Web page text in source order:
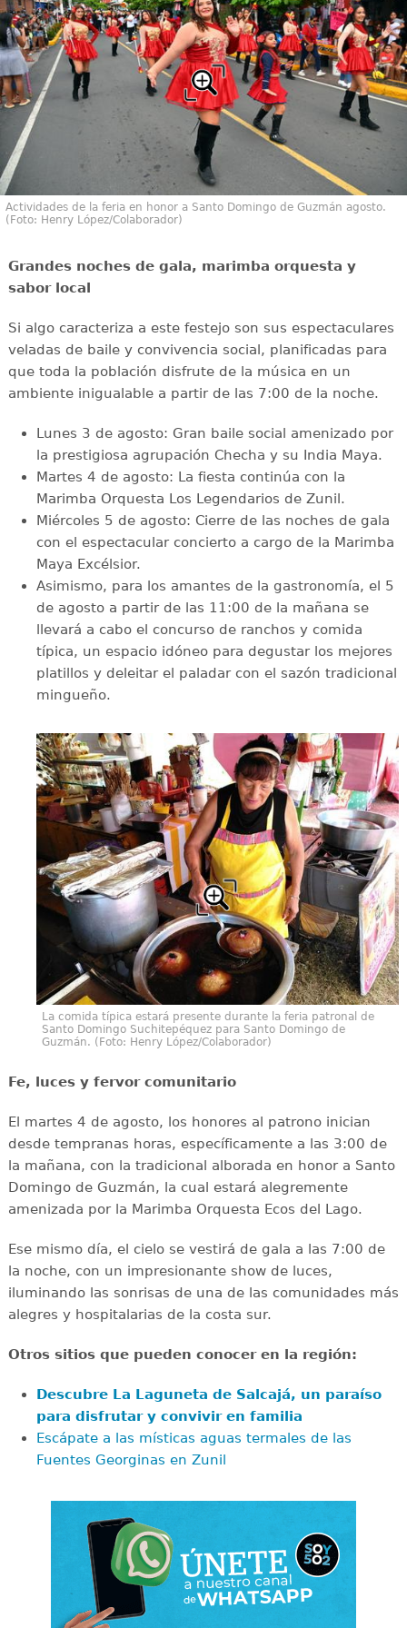
Actividades de la feria en honor a Santo Domingo de Guzmán agosto.
(Foto: Henry López/Colaborador)
Grandes noches de gala, marimba orquesta y
sabor local
Si algo caracteriza a este festejo son sus espectaculares
veladas de baile y convivencia social, planificadas para
que toda la población disfrute de la música en un
ambiente inigualable a partir de las 7:00 de la noche.
Lunes 3 de agosto: Gran baile social amenizado por
la prestigiosa agrupación Checha y su India Maya.
Martes 4 de agosto: La fiesta continúa con la
Marimba Orquesta Los Legendarios de Zunil.
Miércoles 5 de agosto: Cierre de las noches de gala
con el espectacular concierto a cargo de la Marimba
Maya Excélsior.
Asimismo, para los amantes de la gastronomía, el 5
de agosto a partir de las 11:00 de la mañana se
llevará a cabo el concurso de ranchos y comida
típica, un espacio idóneo para degustar los mejores
platillos y deleitar el paladar con el sazón tradicional
mingueño.
La comida típica estará presente durante la feria patronal de
Santo Domingo Suchitepéquez para Santo Domingo de
Guzmán. (Foto: Henry López/Colaborador)
Fe, luces y fervor comunitario
El martes 4 de agosto, los honores al patrono inician
desde tempranas horas, específicamente a las 3:00 de
la mañana, con la tradicional alborada en honor a Santo
Domingo de Guzmán, la cual estará alegremente
amenizada por la Marimba Orquesta Ecos del Lago.
Ese mismo día, el cielo se vestirá de gala a las 7:00 de
la noche, con un impresionante show de luces,
iluminando las sonrisas de una de las comunidades más
alegres y hospitalarias de la costa sur.
Otros sitios que pueden conocer en la región:
Descubre La Laguneta de Salcajá, un paraíso
para disfrutar y convivir en familia
Escápate a las místicas aguas termales de las
Fuentes Georginas en Zunil